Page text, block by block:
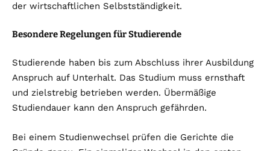
der wirtschaftlichen Selbstständigkeit.
Besondere Regelungen für Studierende
Studierende haben bis zum Abschluss ihrer Ausbildung
Anspruch auf Unterhalt. Das Studium muss ernsthaft
und zielstrebig betrieben werden. Übermäßige
Studiendauer kann den Anspruch gefährden.
Bei einem Studienwechsel prüfen die Gerichte die